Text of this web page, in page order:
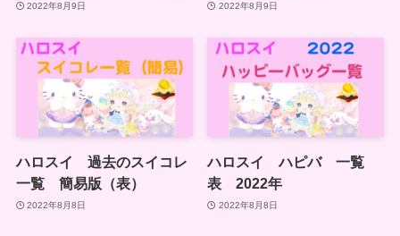
2022年8月9日 2022年8月9日
ハロスイ 過去のスイコレ
一覧 簡易版（表）
2022年8月8日
ハロスイ ハピバ 一覧
表 2022年
2022年8月8日